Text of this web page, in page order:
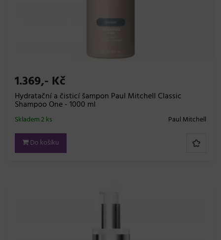
1.369,- Kč
Hydratační a čisticí šampon Paul Mitchell Classic
Shampoo One - 1000 ml
Paul Mitchell
Skladem 2 ks
Do košíku